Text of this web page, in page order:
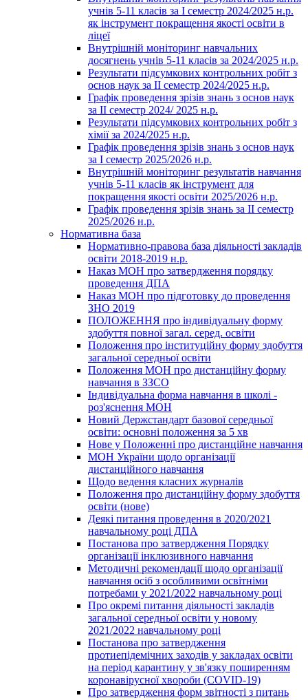
учнів 5-11 класів за І семестр 2024/2025 н.р.
як інструмент покращення якості освіти в
ліцеї
Внутрішній моніторинг навчальних
досягнень учнів 5-11 класів за 2024/2025 н.р.
Результати підсумкових контрольних робіт з
основ наук за ІІ семестр 2024/2025 н.р.
Графік проведення зрізів знань з основ наук
за ІІ семестр 2024/ 2025 н.р.
Результати підсумкових контрольних робіт з
хімії за 2024/2025 н.р.
Графік проведення зрізів знань з основ наук
за І семестр 2025/2026 н.р.
Внутрішній моніторинг результатів навчання
учнів 5-11 класів як інструмент для
покращення якості освіти 2025/2026 н.р.
Графік проведення зрізів знань за ІІ семестр
2025/2026 н.р.
Нормативна база
Нормативно-правова база діяльності закладів
освіти 2018-2019 н.р.
Наказ МОН про затвердження порядку
проведення ДПА
Наказ МОН про підготовку до проведення
ЗНО 2019
ПОЛОЖЕННЯ про індивідуальну форму
здобуття повної загал. серед. освіти
Положення про інституційну форму здобуття
загальної середньої освіти
Положення МОН про дистанційну форму
навчання в ЗЗСО
Індивідуальна форма навчання в школі -
роз'яснення МОН
Новий Держстандарт базової середньої
освіти: основні положення за 5 хв
Нове у Положенні про дистанційне навчання
МОН України щодо організації
дистанційного навчання
Щодо ведення класних журналів
Положення про дистанційну форму здобуття
освіти (нове)
Деякі питання проведення в 2020/2021
навчальному році ДПА
Постанова про затвердження Порядку
організації інклюзивного навчання
Методичні рекомендації щодо організації
навчання осіб з особливими освітніми
потребами у 2021/2022 навчальному році
Про окремі питання діяльності закладів
загальної середньої освіти у новому
2021/2022 навчальному році
Постанова про затвердження
протиепідемічних заходів у закладах освіти
на період карантину у зв'язку поширенням
коронавірусної хвороби (COVID-19)
Про затвердження форм звітності з питань